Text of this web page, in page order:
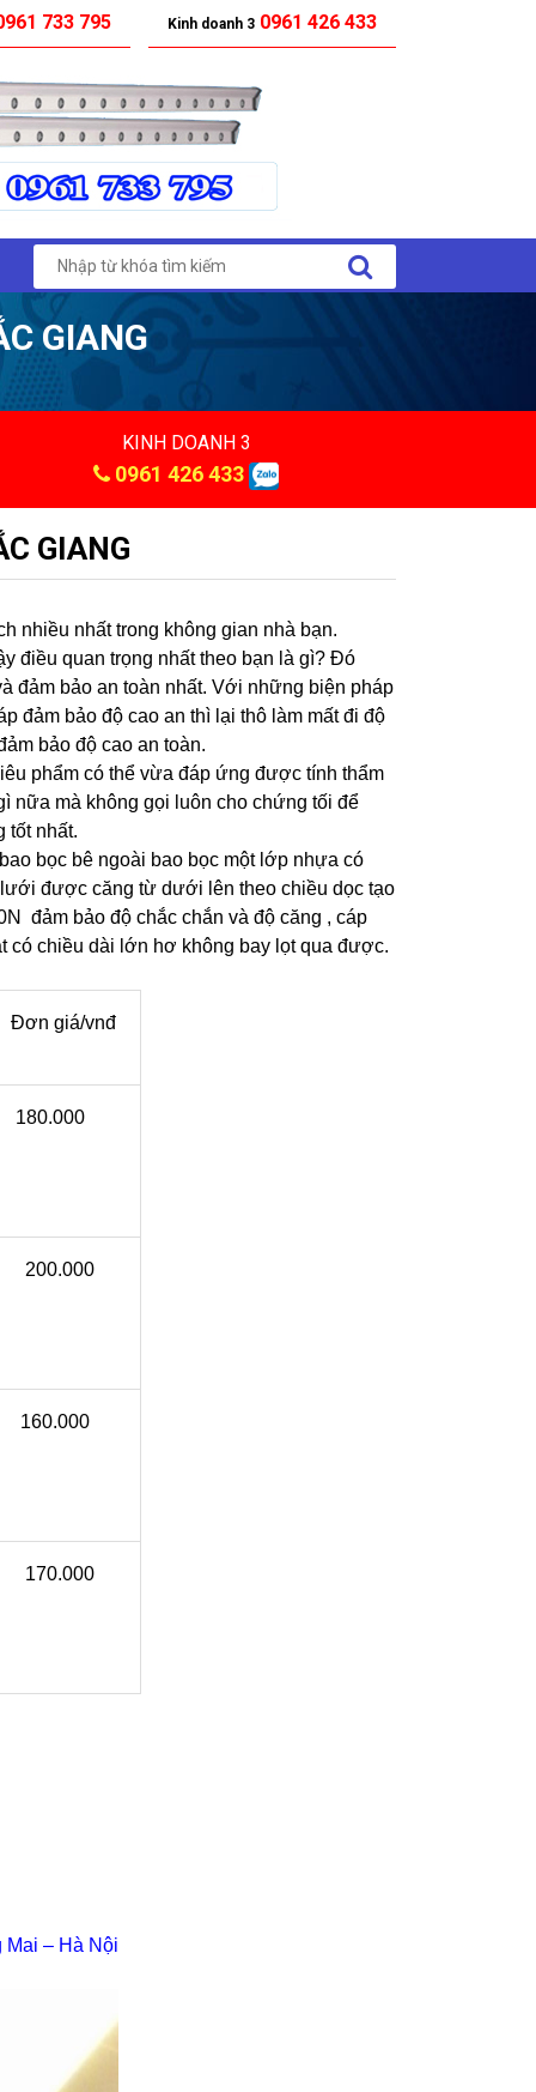
733 795 Kinh doanh 3 0961 426 433
GIANG
KINH DOANH 3
0961 426 433
GIANG
nhiều nhất trong không gian nhà bạn.
điều quan trọng nhất theo bạn là gì? Đó
đảm bảo an toàn nhất. Với những biện pháp
đảm bảo độ cao an thì lại thô làm mất đi độ
bảo độ cao an toàn.
phẩm có thể vừa đáp ứng được tính thẩm
nữa mà không gọi luôn cho chứng tối để
tốt nhất.
bọc bê ngoài bao bọc một lớp nhựa có
được căng từ dưới lên theo chiều dọc tạo
đảm bảo độ chắc chắn và độ căng , cáp
có chiều dài lớn hơ không bay lọt qua được.
giá/vnđ
Mai – Hà Nội